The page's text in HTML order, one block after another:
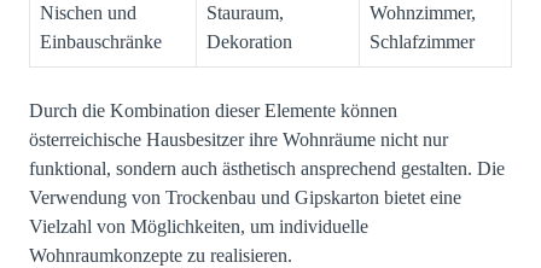
Nischen und
Einbauschränke
Stauraum,
Dekoration
Wohnzimmer,
Schlafzimmer
Durch die Kombination dieser Elemente können
österreichische Hausbesitzer ihre Wohnräume nicht nur
funktional, sondern auch ästhetisch ansprechend gestalten. Die
Verwendung von Trockenbau und Gipskarton bietet eine
Vielzahl von Möglichkeiten, um individuelle
Wohnraumkonzepte zu realisieren.